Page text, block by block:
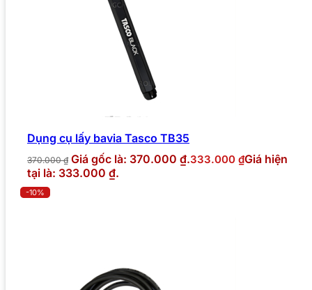
Dụng cụ lấy bavia Tasco TB35
370.000₫ Giá gốc là: 370.000 ₫.333.000 ₫Giá hiện
tại là: 333.000 ₫.
-10%